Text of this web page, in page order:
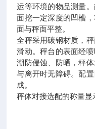
运等环境的物品测量
面挖一定深度的凹槽
面与秤面平整。
全秤采用碳钢材质，
滑动。秤台的表面经
潮防侵蚀、防晒，秤
与离开时无障碍。配
成。
秤体对接选配的称量显